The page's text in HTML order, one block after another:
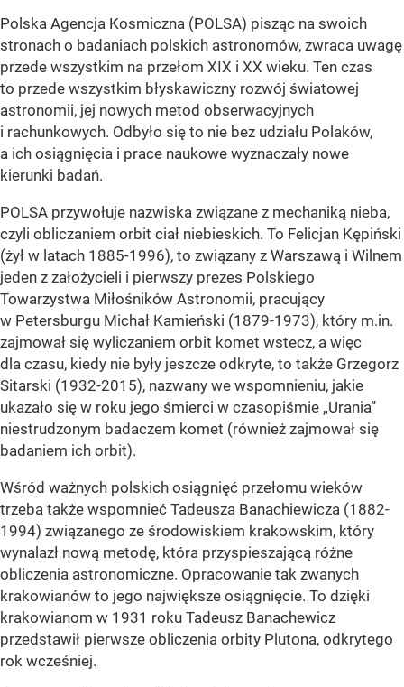
Polska Agencja Kosmiczna (POLSA) pisząc na swoich
stronach o badaniach polskich astronomów, zwraca uwagę
przede wszystkim na przełom XIX i XX wieku. Ten czas
to przede wszystkim błyskawiczny rozwój światowej
astronomii, jej nowych metod obserwacyjnych
i rachunkowych. Odbyło się to nie bez udziału Polaków,
a ich osiągnięcia i prace naukowe wyznaczały nowe
kierunki badań.
POLSA przywołuje nazwiska związane z mechaniką nieba,
czyli obliczaniem orbit ciał niebieskich. To Felicjan Kępiński
(żył w latach 1885-1996), to związany z Warszawą i Wilnem
jeden z założycieli i pierwszy prezes Polskiego
Towarzystwa Miłośników Astronomii, pracujący
w Petersburgu Michał Kamieński (1879-1973), który m.in.
zajmował się wyliczaniem orbit komet wstecz, a więc
dla czasu, kiedy nie były jeszcze odkryte, to także Grzegorz
Sitarski (1932-2015), nazwany we wspomnieniu, jakie
ukazało się w roku jego śmierci w czasopiśmie „Urania”
niestrudzonym badaczem komet (również zajmował się
badaniem ich orbit).
Wśród ważnych polskich osiągnięć przełomu wieków
trzeba także wspomnieć Tadeusza Banachiewicza (1882-
1994) związanego ze środowiskiem krakowskim, który
wynalazł nową metodę, która przyspieszającą różne
obliczenia astronomiczne. Opracowanie tak zwanych
krakowianów to jego największe osiągnięcie. To dzięki
krakowianom w 1931 roku Tadeusz Banachewicz
przedstawił pierwsze obliczenia orbity Plutona, odkrytego
rok wcześniej.